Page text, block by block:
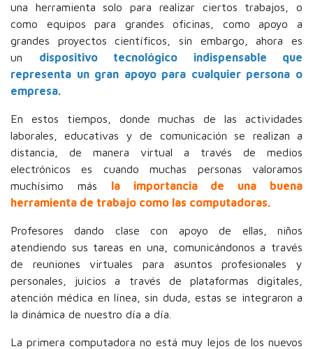
una herramienta solo para realizar ciertos trabajos, o
como equipos para grandes oficinas, como apoyo a
grandes proyectos científicos, sin embargo, ahora es
un dispositivo tecnológico indispensable que
representa un gran apoyo para cualquier persona o
empresa.
En estos tiempos, donde muchas de las actividades
laborales, educativas y de comunicación se realizan a
distancia, de manera virtual a través de medios
electrónicos es cuando muchas personas valoramos
muchísimo más la importancia de una buena
herramienta de trabajo como las computadoras.
Profesores dando clase con apoyo de ellas, niños
atendiendo sus tareas en una, comunicándonos a través
de reuniones virtuales para asuntos profesionales y
personales, juicios a través de plataformas digitales,
atención médica en línea, sin duda, estas se integraron a
la dinámica de nuestro día a día.
La primera computadora no está muy lejos de los nuevos